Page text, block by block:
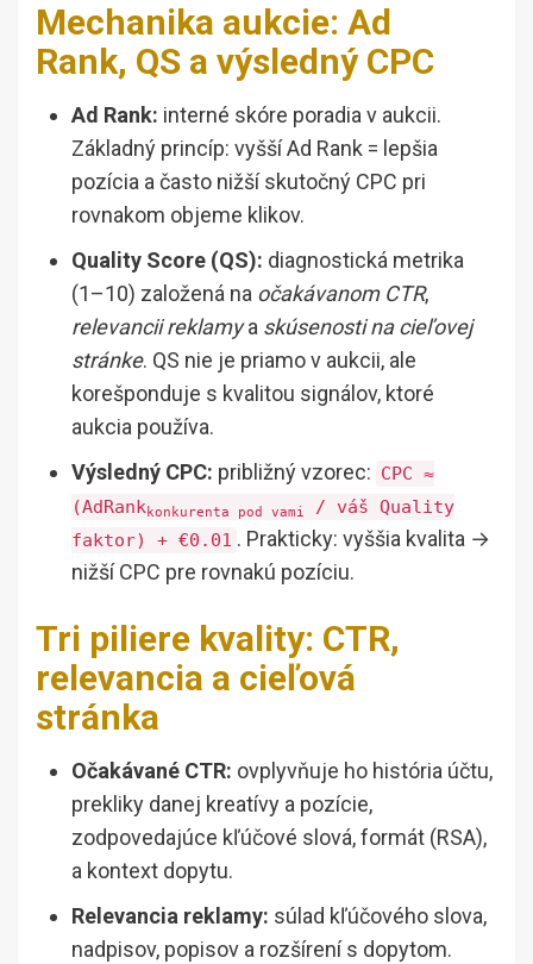
Mechanika aukcie: Ad
Rank, QS a výsledný CPC
Ad Rank: interné skóre poradia v aukcii.
Základný princíp: vyšší Ad Rank = lepšia
pozícia a často nižší skutočný CPC pri
rovnakom objeme klikov.
Quality Score (QS): diagnostická metrika
(1–10) založená na očakávanom CTR,
relevancii reklamya skúsenosti na cieľovej
stránke. QS nie je priamo v aukcii, ale
korešponduje s kvalitou signálov, ktoré
aukcia používa.
Výsledný CPC: približný vzorec: CPC ≈
(AdRankkonkurenta pod vami
/ váš Quality
faktor) + €0.01 . Prakticky: vyššia kvalita →
nižší CPC pre rovnakú pozíciu.
Tri piliere kvality: CTR,
relevancia a cieľová
stránka
Očakávané CTR: ovplyvňuje ho história účtu,
prekliky danej kreatívy a pozície,
zodpovedajúce kľúčové slová, formát (RSA),
a kontext dopytu.
Relevancia reklamy: súlad kľúčového slova,
nadpisov, popisov a rozšírení s dopytom.